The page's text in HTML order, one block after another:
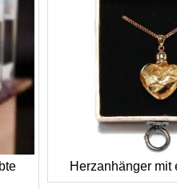
Herzanhänger mit